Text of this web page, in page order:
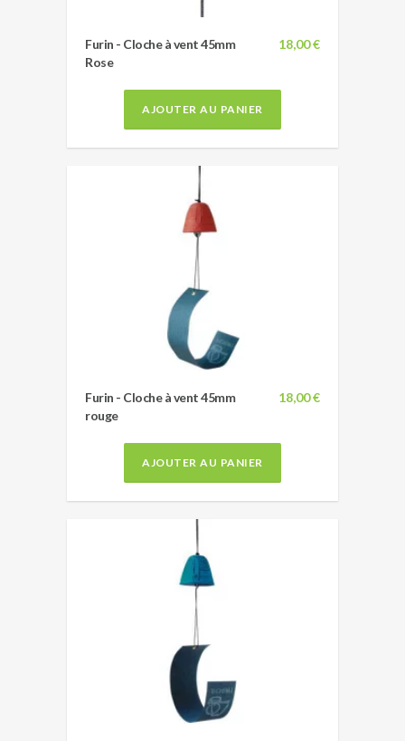
18,00 €
Furin - Cloche à vent 45mm
Rose
AJOUTER AU PANIER
18,00 €
Furin - Cloche à vent 45mm
rouge
AJOUTER AU PANIER